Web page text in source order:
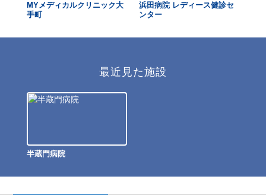
MYメディカルクリニック大
手町
浜田病院 レディース健診セ
ンター
最近見た施設
半蔵門病院